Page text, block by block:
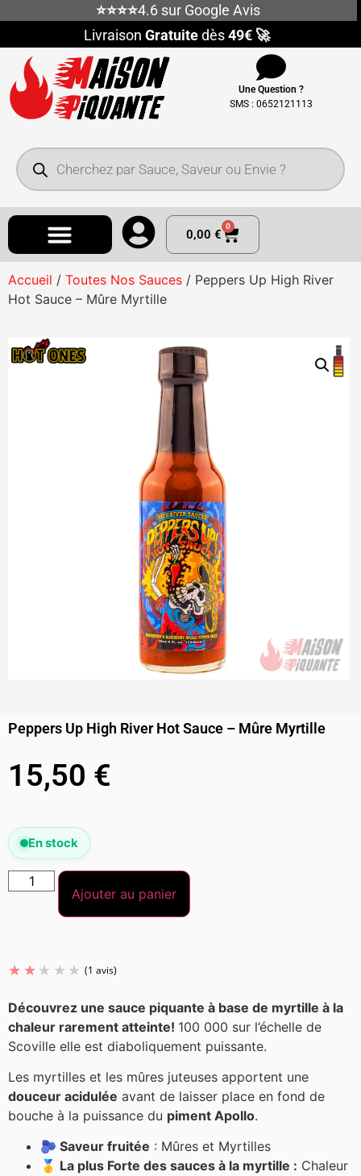
⭐⭐⭐⭐4.6 sur Google Avis
Livraison Gratuitedès49€ 🚀
Une Question ?
SMS : 0652121113
0,00 €
0
Accueil / Toutes Nos Sauces / Peppers Up High River
Hot Sauce – Mûre Myrtille
Peppers Up High River Hot Sauce – Mûre Myrtille
15,50 €
En stock
Ajouter au panier
(1 avis)
Découvrez une sauce piquante à base de myrtille à la
chaleur rarement atteinte! 100 000 sur l’échelle de
Scoville elle est diaboliquement puissante.
Les myrtilles et les mûres juteuses apportent une
douceur acidulée avant de laisser place en fond de
bouche à la puissance du piment Apollo.
🫐 Saveur fruitée : Mûres et Myrtilles
🥇 La plus Forte des sauces à la myrtille : Chaleur